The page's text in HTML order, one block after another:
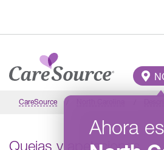
Ahora
CareSource
Quejas y apelaciones